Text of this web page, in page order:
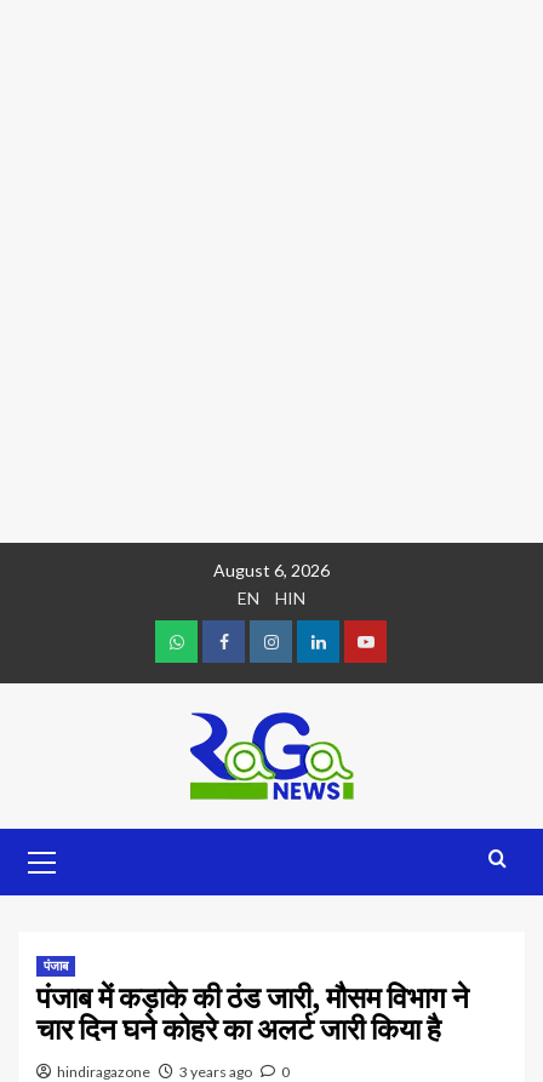
August 6, 2026
EN
HIN
पंजाब
पंजाब में कड़ाके की ठंड जारी, मौसम विभाग ने
चार दिन घने कोहरे का अलर्ट जारी किया है
hindiragazone 3 years ago 0